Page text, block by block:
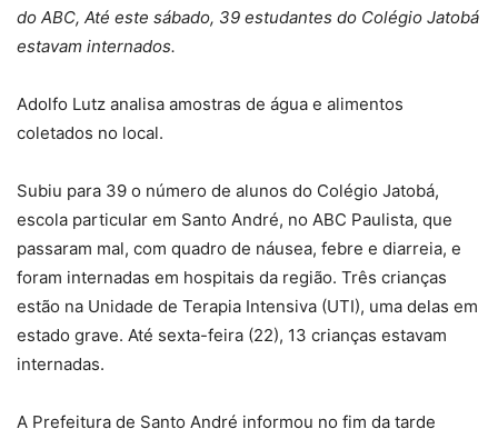
do ABC, Até este sábado, 39 estudantes do Colégio Jatobá
estavam internados.
Adolfo Lutz analisa amostras de água e alimentos
coletados no local.
Subiu para 39 o número de alunos do Colégio Jatobá,
escola particular em Santo André, no ABC Paulista, que
passaram mal, com quadro de náusea, febre e diarreia, e
foram internadas em hospitais da região. Três crianças
estão na Unidade de Terapia Intensiva (UTI), uma delas em
estado grave. Até sexta-feira (22), 13 crianças estavam
internadas.
A Prefeitura de Santo André informou no fim da tarde